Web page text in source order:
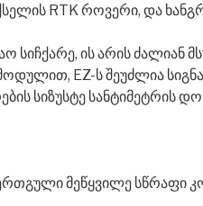
RTK როვერი, და
სიჩქარე, ის არის ძალიან
EZ-ს შეუძლია
სიზუსტე სანტიმეტრის
მეწყვილე სწრაფი